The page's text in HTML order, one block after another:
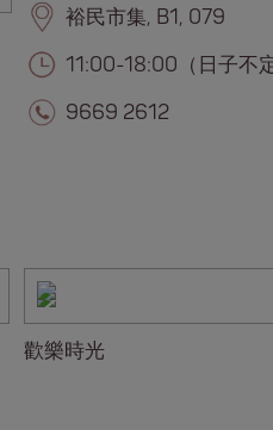
裕民市集, B1, 079
11:00-18:00（日子不定
9669 2612
歡樂時光